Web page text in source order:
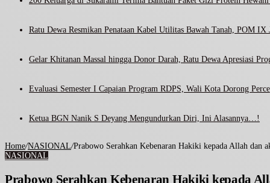
Ratu Dewa Resmikan Penataan Kabel Utilitas Bawah Tanah, POM
Gelar Khitanan Massal hingga Donor Darah, Ratu Dewa Apresiasi
Evaluasi Semester I Capaian Program RDPS, Wali Kota Dorong
Ketua BGN Nanik S Deyang Mengundurkan Diri, Ini Alasannya…!
Home/NASIONAL/Prabowo Serahkan Kebenaran Hakiki kepada Allah dan
NASIONAL
Prabowo Serahkan Kebenaran Hakiki kepada